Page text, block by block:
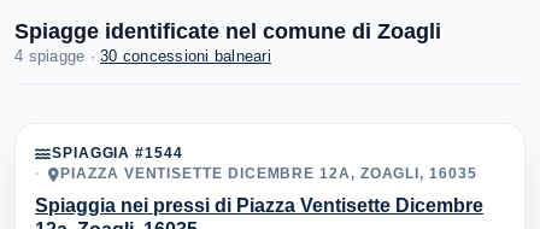
Spiagge identificate nel comune di Zoagli
4 spiagge ·30 concessioni balneari
SPIAGGIA #1544
PIAZZA VENTISETTE DICEMBRE 12A, ZOAGLI, 16035
Spiaggia nei pressi di Piazza Ventisette Dicembre